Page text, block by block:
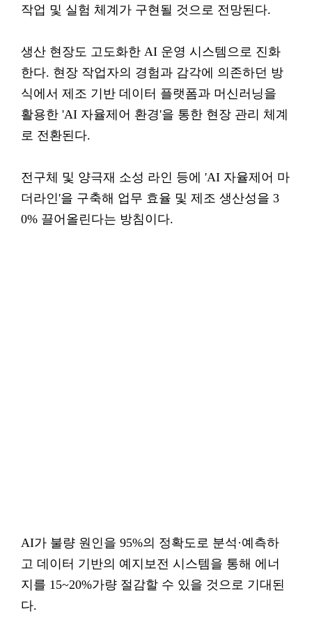
작업 및 실험 체계가 구현될 것으로 전망된다.
생산 현장도 고도화한 AI 운영 시스템으로 진화
한다. 현장 작업자의 경험과 감각에 의존하던 방
식에서 제조 기반 데이터 플랫폼과 머신러닝을
활용한 'AI 자율제어 환경'을 통한 현장 관리 체계
로 전환된다.
전구체 및 양극재 소성 라인 등에 'AI 자율제어 마
더라인'을 구축해 업무 효율 및 제조 생산성을 3
0% 끌어올린다는 방침이다.
AI가 불량 원인을 95%의 정확도로 분석·예측하
고 데이터 기반의 예지보전 시스템을 통해 에너
지를 15~20%가량 절감할 수 있을 것으로 기대된
다.